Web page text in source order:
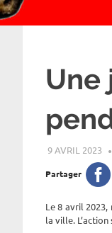
Une
9 AVRIL 2023
Partager
Le 8 avril
la ville.